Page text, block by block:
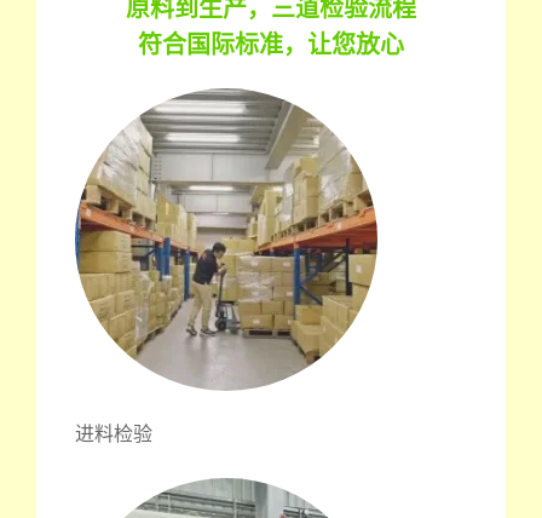
原料到生产，三道检验流程
符合国际标准，让您放心
进料检验